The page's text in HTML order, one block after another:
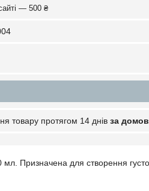
— 500 ₴
товару протягом 14 днів за
Призначена для створення